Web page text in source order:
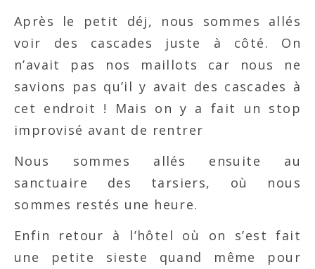
Après le petit déj, nous sommes allés
voir des cascades juste à côté. On
n’avait pas nos maillots car nous ne
savions pas qu’il y avait des cascades à
cet endroit ! Mais on y a fait un stop
improvisé avant de rentrer
Nous sommes allés ensuite au
sanctuaire des tarsiers, où nous
sommes restés une heure.
Enfin retour à l’hôtel où on s’est fait
une petite sieste quand même pour